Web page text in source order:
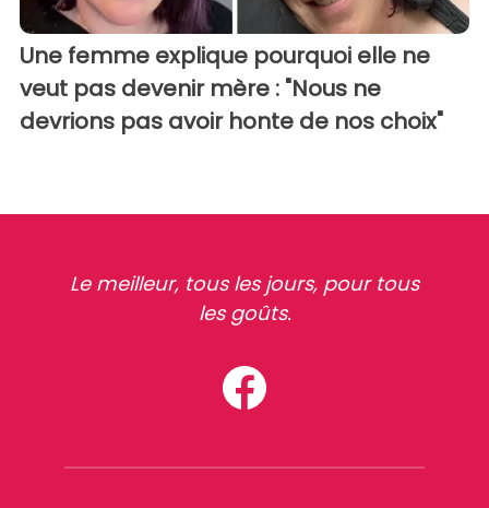
Une femme explique pourquoi elle ne
veut pas devenir mère : "Nous ne
devrions pas avoir honte de nos choix"
Le meilleur, tous les jours, pour tous
les goûts.